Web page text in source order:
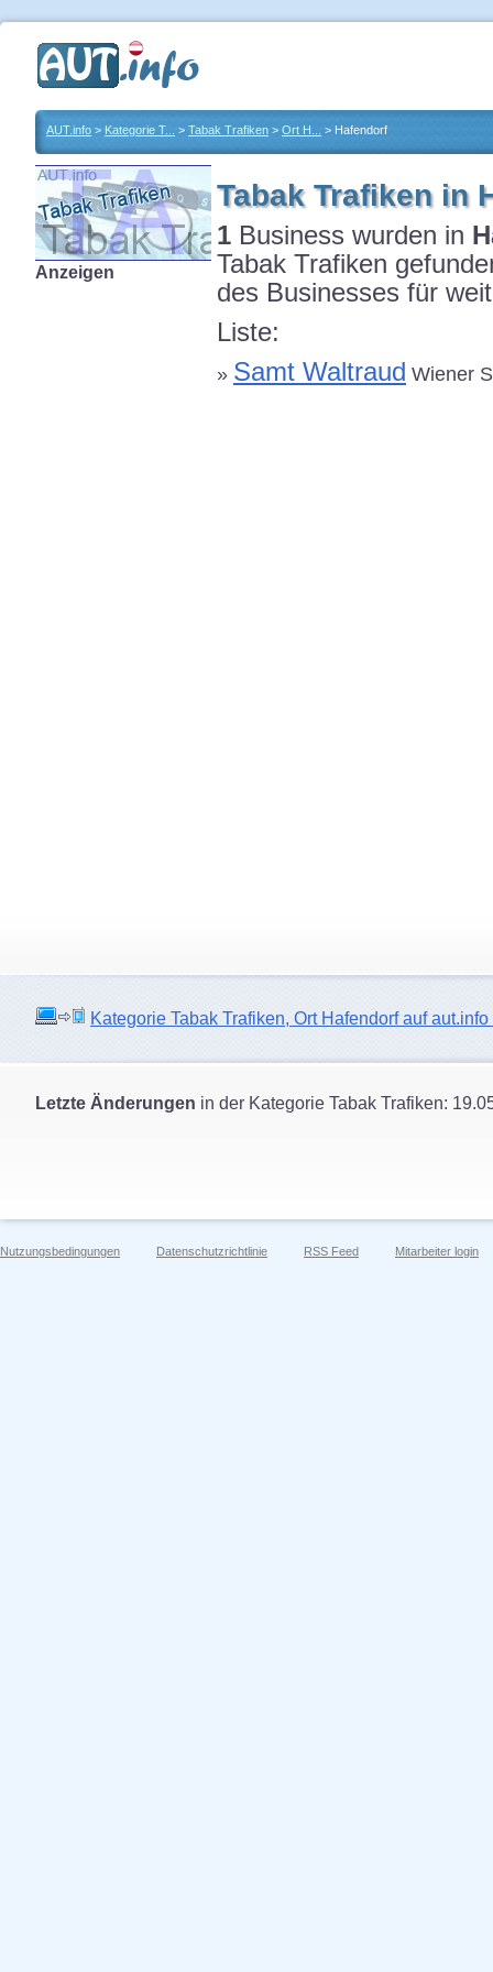
AUT.info > Kategorie T... > Tabak Trafiken > Ort H... > Hafendorf
Anzeigen
Tabak Trafiken in
1 Business wurden in
Tabak Trafiken
des Businesses für
Liste:
» Samt Waltraud Wiener
Kategorie Tabak Trafiken, Ort Hafendorf auf
Letzte Änderungen in der Kategorie Tabak Trafiken:
Nutzungsbedingungen Datenschutzrichtlinie RSS Feed Mitarbeiter login